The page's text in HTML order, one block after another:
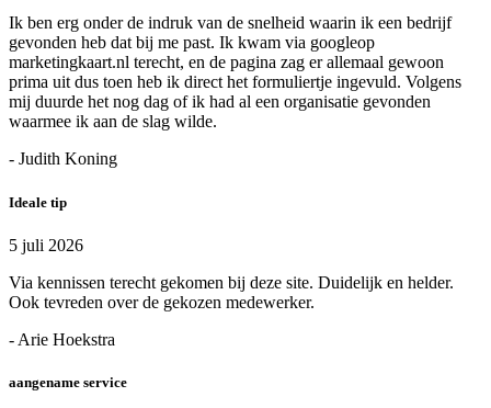
Ik ben erg onder de indruk van de snelheid waarin ik een bedrijf
gevonden heb dat bij me past. Ik kwam via googleop
marketingkaart.nl terecht, en de pagina zag er allemaal gewoon
prima uit dus toen heb ik direct het formuliertje ingevuld. Volgens
mij duurde het nog dag of ik had al een organisatie gevonden
waarmee ik aan de slag wilde.
- Judith Koning
Ideale tip
5 juli 2026
Via kennissen terecht gekomen bij deze site. Duidelijk en helder.
Ook tevreden over de gekozen medewerker.
- Arie Hoekstra
aangename service